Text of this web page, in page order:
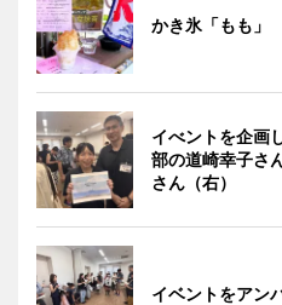
かき氷「もも」
イべントを企画
部の道崎幸子さ
さん（右）
イベントをアン